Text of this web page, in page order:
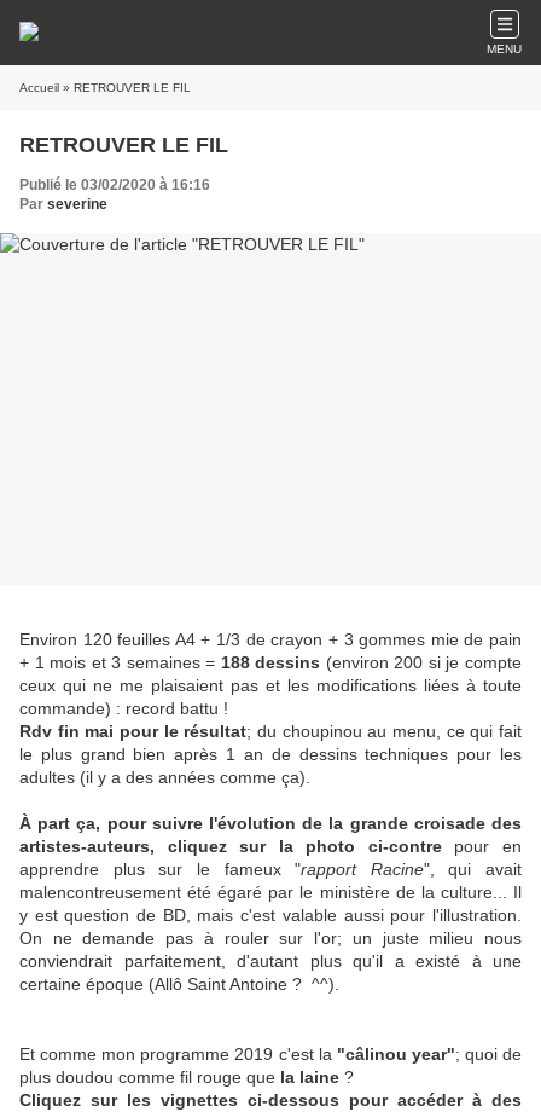
MENU
Accueil » RETROUVER LE FIL
RETROUVER LE FIL
Publié le 03/02/2020 à 16:16
Par severine
Environ 120 feuilles A4 + 1/3 de crayon + 3 gommes mie de pain
+ 1 mois et 3 semaines = 188 dessins (environ 200 si je compte
ceux qui ne me plaisaient pas et les modifications liées à toute
commande) : record battu !
Rdv fin mai pour le résultat; du choupinou au menu, ce qui fait
le plus grand bien après 1 an de dessins techniques pour les
adultes (il y a des années comme ça).
À part ça, pour suivre l'évolution de la grande croisade des
artistes-auteurs, cliquez sur la photo ci-contrepour en
apprendre plus sur le fameux "rapport Racine", qui avait
malencontreusement été égaré par le ministère de la culture... Il
y est question de BD, mais c'est valable aussi pour l'illustration.
On ne demande pas à rouler sur l'or; un juste milieu nous
conviendrait parfaitement, d'autant plus qu'il a existé à une
certaine époque (Allô Saint Antoine ? ^^).
Et comme mon programme 2019 c'est la "câlinou year"; quoi de
plus doudou comme fil rouge que la laine ?
Cliquez sur les vignettes ci-dessous pour accéder à des